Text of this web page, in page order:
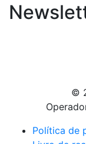
©
Política de